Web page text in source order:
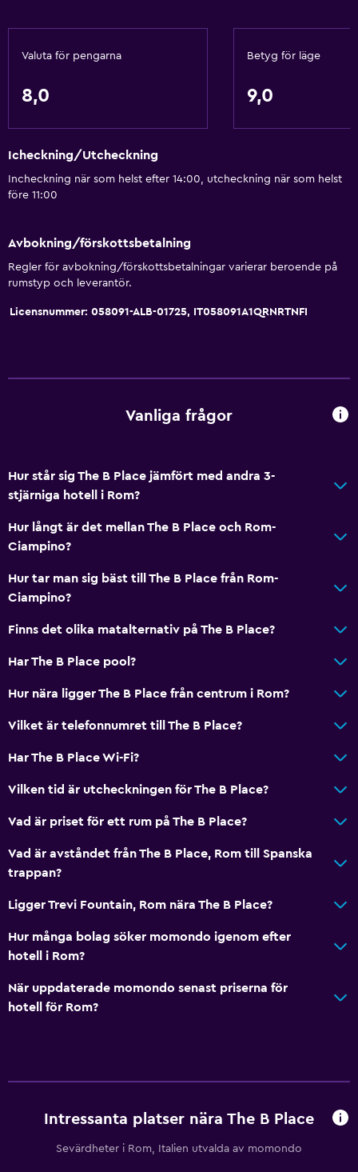
Valuta för pengarna
8,0
Betyg för läge
9,0
Icheckning/Utcheckning
Incheckning när som helst efter 14:00, utcheckning när som helst
före 11:00
Avbokning/förskottsbetalning
Regler för avbokning/förskottsbetalningar varierar beroende på
rumstyp och leverantör.
Licensnummer: 058091-ALB-01725, IT058091A1QRNRTNFI
Vanliga frågor
Hur står sig The B Place jämfört med andra 3-
stjärniga hotell i Rom?
Hur långt är det mellan The B Place och Rom-
Ciampino?
Hur tar man sig bäst till The B Place från Rom-
Ciampino?
Finns det olika matalternativ på The B Place?
Har The B Place pool?
Hur nära ligger The B Place från centrum i Rom?
Vilket är telefonnumret till The B Place?
Har The B Place Wi-Fi?
Vilken tid är utcheckningen för The B Place?
Vad är priset för ett rum på The B Place?
Vad är avståndet från The B Place, Rom till Spanska
trappan?
Ligger Trevi Fountain, Rom nära The B Place?
Hur många bolag söker momondo igenom efter
hotell i Rom?
När uppdaterade momondo senast priserna för
hotell för Rom?
Intressanta platser nära The B Place
Sevärdheter i Rom, Italien utvalda av momondo